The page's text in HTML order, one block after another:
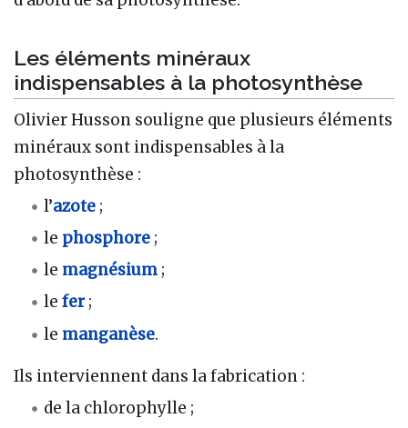
Les éléments minéraux
indispensables à la photosynthèse
Olivier Husson souligne que plusieurs éléments
minéraux sont indispensables à la
photosynthèse :
l’azote ;
le phosphore ;
le magnésium ;
lefer;
le manganèse.
Ils interviennent dans la fabrication :
de la chlorophylle ;